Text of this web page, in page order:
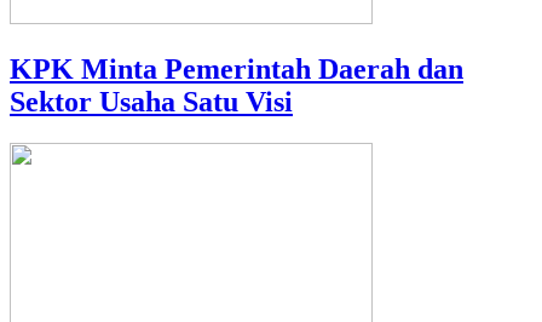
KPK Minta Pemerintah Daerah dan
Sektor Usaha Satu Visi